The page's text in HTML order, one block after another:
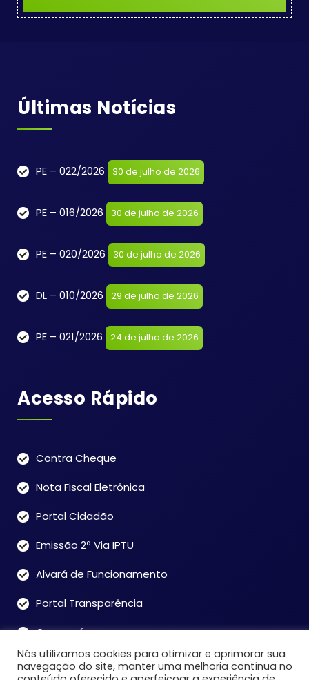
Últimas Notícias
PE – 022/2026 30 de julho de 2026
PE – 016/2026 30 de julho de 2026
PE – 020/2026 30 de julho de 2026
DL – 010/2026 29 de julho de 2026
PE – 021/2026 24 de julho de 2026
Acesso Rápido
Contra Cheque
Nota Fiscal Eletrônica
Portal Cidadão
Emissão 2ª Via IPTU
Alvará de Funcionamento
Portal Transparência
Coronavírus
Webmail
Nós utilizamos cookies para otimizar e aprimorar sua
navegação do site, manter uma melhoria contínua no